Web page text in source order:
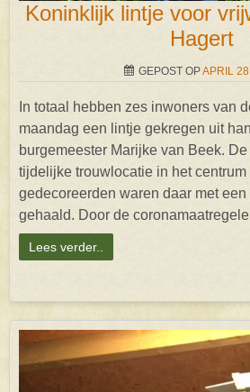
Koninklijk lintje voor
Hagert
GEPOST OPAPRIL
In totaal hebben zes inwoners van
maandag een lintje gekregen uit
burgemeester Marijke van Beek.
tijdelijke trouwlocatie in het
gedecoreerden waren daar met
gehaald. Door de
Lees verder..